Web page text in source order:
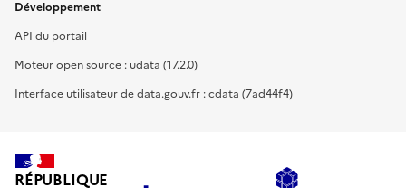
Développement
API du portail
Moteur open source : udata (17.2.0)
Interface utilisateur de data.gouv.fr : cdata (7ad44f4)
RÉPUBLIQUE